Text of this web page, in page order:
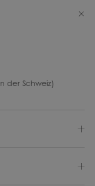
der Schweiz)